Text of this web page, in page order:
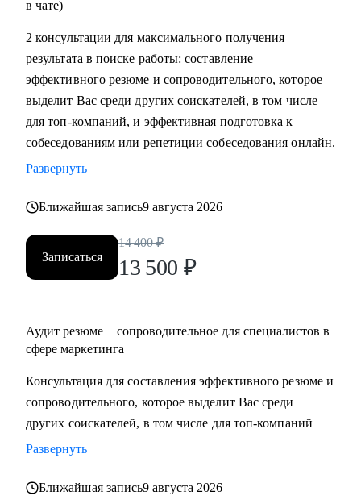
в чате)
2 консультации для максимального получения
результата в поиске работы: составление
эффективного резюме и сопроводительного, которое
выделит Вас среди других соискателей, в том числе
для топ-компаний, и эффективная подготовка к
собеседованиям или репетиции собеседования онлайн.
Развернуть
Ближайшая запись9 августа 2026
Записаться
14 400 ₽
13 500 ₽
Аудит резюме + сопроводительное для специалистов в
сфере маркетинга
Консультация для составления эффективного резюме и
сопроводительного, которое выделит Вас среди
других соискателей, в том числе для топ-компаний
Развернуть
Ближайшая запись9 августа 2026